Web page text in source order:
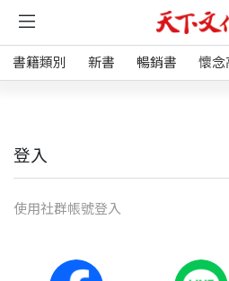
書籍類別 新書 暢銷書 懷念
登入
使⽤社群帳號登入